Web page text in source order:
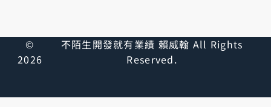
©
2026
不陌生開發就有業績 賴威翰 All Rights
Reserved.